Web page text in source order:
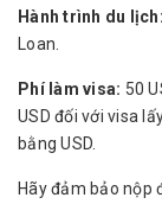
Hành trình du lịch:
Loan.
Phí làm visa: 50
USD đối với visa
bằng USD.
Hãy đảm bảo nộp